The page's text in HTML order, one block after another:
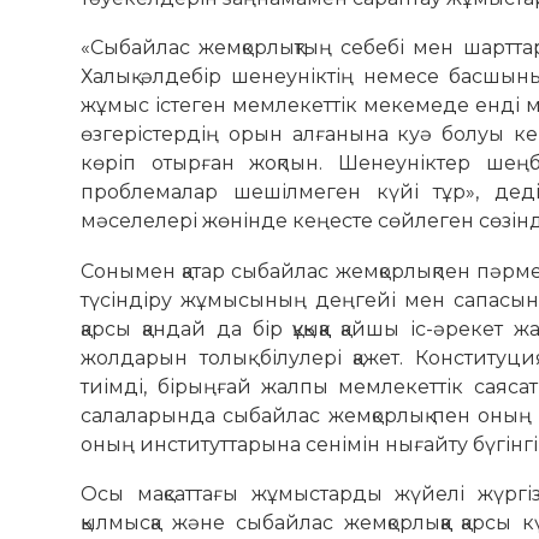
«Сыбайлас жемқорлықтың себебі мен
Халық әлдебір шенеуніктің немесе
жұмыс істеген мемлекеттік мекемеде енді
өзгерістердің орын алғанына куә болуы
көріп отырған жоқпын. Шенеуніктер
проблемалар шешілмеген күйі тұр»,
мәселелері жөнінде кеңесте сөйлеген
Сонымен қатар сыбайлас жемқорлықпен
түсіндіру жұмысының деңгейі мен сапасын
қарсы қандай да бір құқыққа қайшы іс-әрекет
жолдарын толық білулері қажет.
тиімді, бірыңғай жалпы мемлекеттік
салаларында сыбайлас жемқорлық пен оның
оның институттарына сенімін нығайту
Осы мақсаттағы жұмыстарды жүйелі
қылмысқа және сыбайлас жемқорлыққа қарсы